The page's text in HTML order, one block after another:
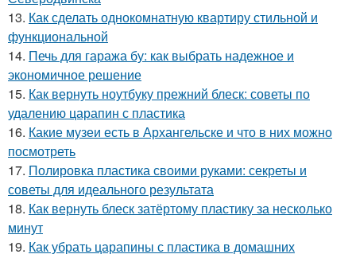
13. Как сделать однокомнатную квартиру стильной и
функциональной
14. Печь для гаража бу: как выбрать надежное и
экономичное решение
15. Как вернуть ноутбуку прежний блеск: советы по
удалению царапин с пластика
16. Какие музеи есть в Архангельске и что в них можно
посмотреть
17. Полировка пластика своими руками: секреты и
советы для идеального результата
18. Как вернуть блеск затёртому пластику за несколько
минут
19. Как убрать царапины с пластика в домашних